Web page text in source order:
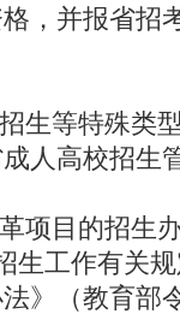
，并报省招
生等特殊类
人高校招生
项目的招生
生工作有关
》（教育部